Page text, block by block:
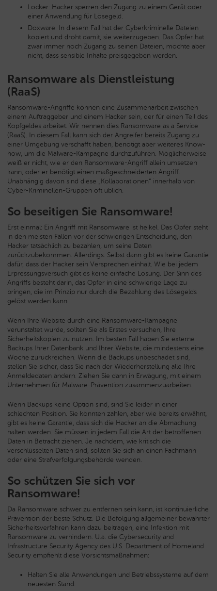
Locker: Hacker sperren den Zugang zu einem Gerät oder
einer Anwendung für Lösegeld.
Doxware: In diesem Fall hat der Cyberkriminelle Dateien
kopiert und droht damit, sie weiterzugeben. Das Opfer hat
zwar immer noch Zugang zu seinen Dateien, möchte aber
nicht, dass sensible Inhalte preisgegeben werden.
Ransomware als Dienstleistung
(RaaS)
Ransomware-Angriffe können eine Zusammenarbeit zwischen
einem Auftraggeber und einem Hacker sein, der für einen Teil des
Kopfgeldes arbeitet. Wir nennen dies Ransomware as a Service
(RaaS). In diesem Fall kann sich der Angreifer bereits Zugang zu
einer Umgebung verschafft haben, benötigt aber weiteres Know-
how, um die Malware-Kampagne durchzuführen. Möglicherweise
weiß er nicht, wie er den Ransomware-Angriff allein umsetzen
kann, oder er benötigt einen maßgeschneiderten Angriff.
Unabhängig davon sind diese „Kollaborationen“ innerhalb von
Cyber-Kriminellen-Gruppen oft üblich.
So beseitigen Sie Ransomware!
Erst einmal: Ein Angriff mit Ransomware ist heikel. Das Opfer steht
in den meisten Fällen vor der schwierigen Entscheidung, den
Hacker tatsächlich zu bezahlen, um seine Daten
zurückzubekommen. Allerdings: Selbst dann gibt es keine Garantie
dafür, dass der Hacker sein Versprechen einhält. Wie bei jedem
Erpressungsversuch gibt es keine einfache Lösung. Der Sinn des
Angriffs besteht darin, das Opfer in eine schwierige Lage zu
bringen, die im Prinzip nur durch die Bezahlung des Lösegelds
gelöst werden kann.
Wenn Ihre Website durch eine Ransomware-Kampagne
verunstaltet wurde, sollten Sie als Erstes versuchen, Ihre
Sicherheitskopien zu nutzen. Im besten Fall haben Sie externe
Backups Ihrer Datenbank und Ihrer Website, die mindestens eine
Woche zurückreichen. Wenn die Backups unbeschadet sind,
stellen Sie sicher, dass Sie nach der Wiederherstellung alle Ihre
Anmeldedaten ändern. Ziehen Sie dann in Erwägung, mit einem
Unternehmen für Malware-Prävention zusammenzuarbeiten.
Wenn Backups keine Option sind, sind Sie leider in einer
schlechten Position. Sie könnten zahlen, aber wie bereits erwähnt,
gibt es keine Garantie, dass sich die Hacker an die Abmachung
halten werden. Sie müssen in jedem Fall die Art der betroffenen
Daten in Betracht ziehen. Je nachdem, wie kritisch die
verschlüsselten Daten sind, sollten Sie sich an einen Fachmann
oder eine Strafverfolgungsbehörde wenden.
So schützen Sie sich vor
Ransomware!
Da Ransomware schwer zu entfernen sein kann, ist kontinuierliche
Prävention der beste Schutz. Die Befolgung allgemeiner bewährter
Sicherheitsverfahren kann dazu beitragen, eine Infektion mit
Ransomware zu verhindern. U.a. die Cybersecurity and
Infrastructure Security Agency des U.S. Department of Homeland
Security empfiehlt diese Vorsichtsmaßnahmen:
Halten Sie alle Anwendungen und Betriebssysteme auf dem
neuesten Stand.